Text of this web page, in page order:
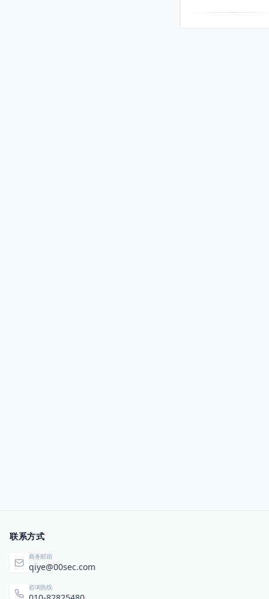
联系方式
商务邮箱
qiye@00sec.com
咨询热线